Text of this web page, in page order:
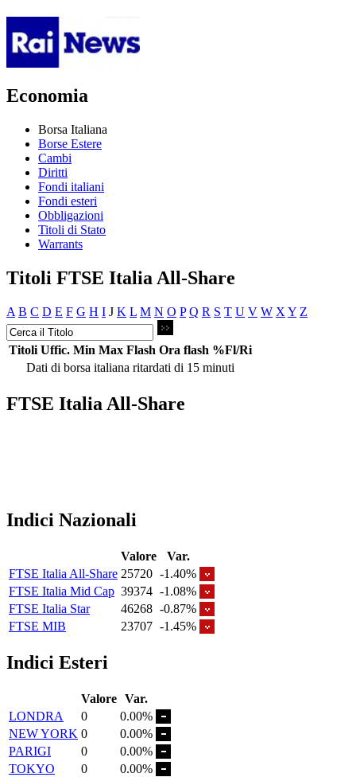
Economia
Borsa Italiana
Borse Estere
Cambi
Diritti
Fondi italiani
Fondi esteri
Obbligazioni
Titoli di Stato
Warrants
Titoli FTSE Italia All-Share
A B C D E F G H I J K L M N O P Q R S T U V W X Y Z
Titoli Uffic. Min Max Flash Ora flash %Fl/Ri
Dati di borsa italiana ritardati di 15 minuti
FTSE Italia All-Share
Indici Nazionali
Valore
Var.
FTSE Italia All-Share 25720 -1.40%
FTSE Italia Mid Cap 39374 -1.08%
FTSE Italia Star
46268 -0.87%
FTSE MIB
23707 -1.45%
Indici Esteri
Valore Var.
LONDRA
0
0.00%
NEW YORK 0
0.00%
PARIGI
0
0.00%
TOKYO
0
0.00%